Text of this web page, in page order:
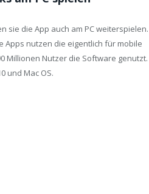
sie die App auch am PC weiterspielen.
Apps nutzen die eigentlich für mobile
Millionen Nutzer die Software genutzt.
und Mac OS.